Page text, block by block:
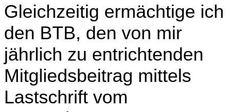
Gleichzeitig ermächtige ich
den BTB, den von mir
jährlich zu entrichtenden
Mitgliedsbeitrag mittels
Lastschrift vom